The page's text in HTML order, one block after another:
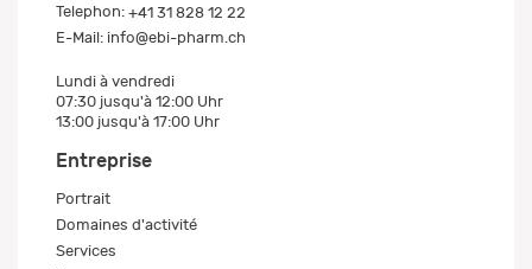
Telephon: +41 31 828 12 22
E-Mail: info@ebi-pharm.ch
Lundi à vendredi
07:30 jusqu'à 12:00 Uhr
13:00 jusqu'à 17:00 Uhr
Entreprise
Portrait
Domaines d'activité
Services